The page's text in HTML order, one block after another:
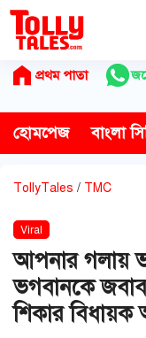
Skip
content
প্রথম পাতা
হোমপেজ বাংলা
TollyTales / TMC
Viral
আপনার গলায়
ভগবানকে
শিকার